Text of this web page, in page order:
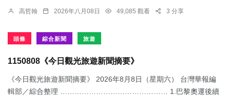
高哲翰 2026年八月08日 49,085 觀看 3 分享
頭條 綜合新聞 旅遊
1150808《今日觀光旅遊新聞摘要》
《今日觀光旅遊新聞摘要》 2026年8月8日（星期六） 台灣華報編
輯部／綜合整理 ……………………………………… 1.​巴黎奧運後續